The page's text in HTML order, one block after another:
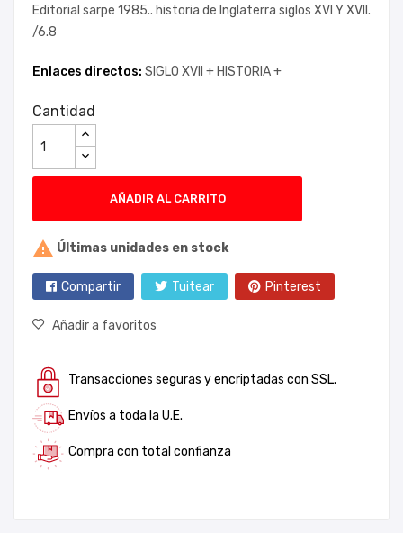
Editorial sarpe 1985.. historia de Inglaterra siglos XVI Y XVII.
/6.8
Enlaces directos: SIGLO XVII + HISTORIA +
Cantidad
AÑADIR AL CARRITO
 Últimas unidades en stock
Compartir Tuitear Pinterest
Añadir a favoritos
Transacciones seguras y encriptadas con SSL.
Envíos a toda la U.E.
Compra con total confianza